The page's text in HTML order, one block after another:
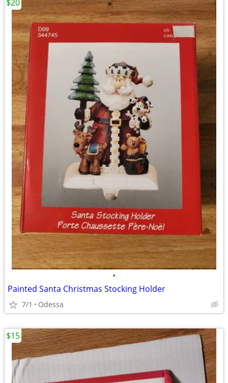
•
Painted Santa Christmas Stocking Holder
7/1 Odessa
$20
$15